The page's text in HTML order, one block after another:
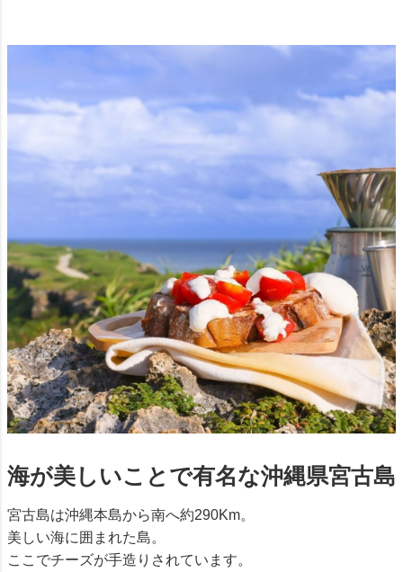
海が美しいことで有名な沖縄県宮古島
宮古島は沖縄本島から南へ約290Km。
美しい海に囲まれた島。
ここでチーズが手造りされています。